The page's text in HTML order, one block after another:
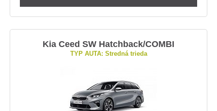
Kia Ceed SW Hatchback/COMBI
TYP AUTA: Stredná trieda